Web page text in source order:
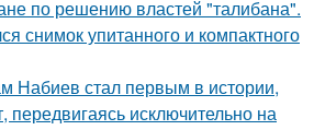
по решению властей "талибана".
снимок упитанного и компактного
Набиев стал первым в истории,
передвигаясь исключительно на